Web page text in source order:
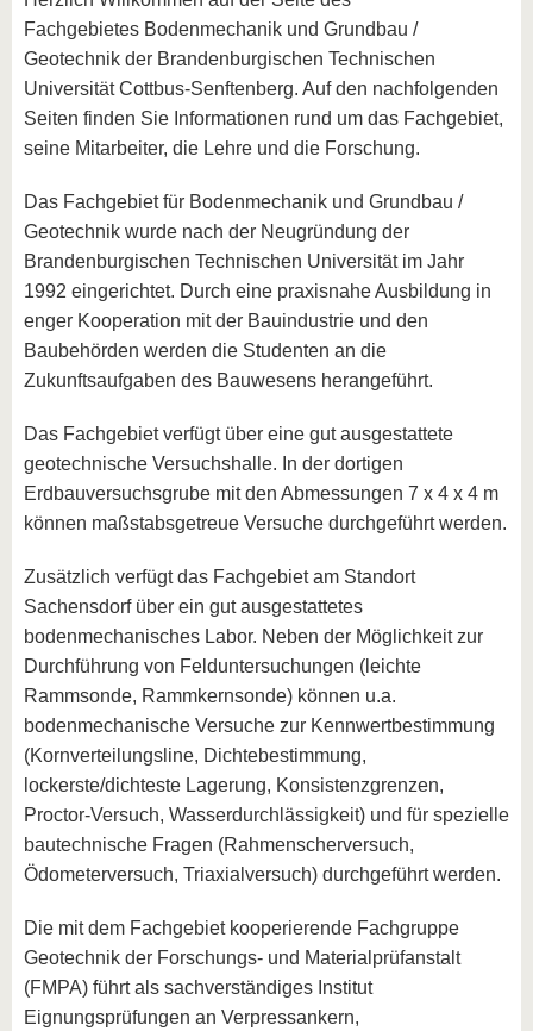
Fachgebietes Bodenmechanik und Grundbau /
Geotechnik der Brandenburgischen Technischen
Universität Cottbus-Senftenberg. Auf den nachfolgenden
Seiten finden Sie Informationen rund um das Fachgebiet,
seine Mitarbeiter, die Lehre und die Forschung.
Das Fachgebiet für Bodenmechanik und Grundbau /
Geotechnik wurde nach der Neugründung der
Brandenburgischen Technischen Universität im Jahr
1992 eingerichtet. Durch eine praxisnahe Ausbildung in
enger Kooperation mit der Bauindustrie und den
Baubehörden werden die Studenten an die
Zukunftsaufgaben des Bauwesens herangeführt.
Das Fachgebiet verfügt über eine gut ausgestattete
geotechnische Versuchshalle. In der dortigen
Erdbauversuchsgrube mit den Abmessungen 7 x 4 x 4 m
können maßstabsgetreue Versuche durchgeführt werden.
Zusätzlich verfügt das Fachgebiet am Standort
Sachensdorf über ein gut ausgestattetes
bodenmechanisches Labor. Neben der Möglichkeit zur
Durchführung von Felduntersuchungen (leichte
Rammsonde, Rammkernsonde) können u.a.
bodenmechanische Versuche zur Kennwertbestimmung
(Kornverteilungsline, Dichtebestimmung,
lockerste/dichteste Lagerung, Konsistenzgrenzen,
Proctor-Versuch, Wasserdurchlässigkeit) und für spezielle
bautechnische Fragen (Rahmenscherversuch,
Ödometerversuch, Triaxialversuch) durchgeführt werden.
Die mit dem Fachgebiet kooperierende Fachgruppe
Geotechnik der Forschungs- und Materialprüfanstalt
(FMPA) führt als sachverständiges Institut
Eignungsprüfungen an Verpressankern,